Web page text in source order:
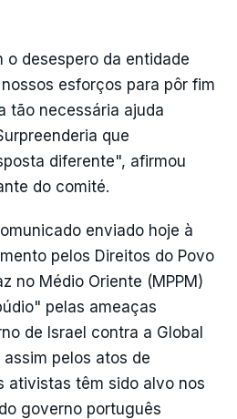
o desespero da entidade
esforços para pôr fim
tão necessária ajuda
que
diferente", afirmou
do comité.
enviado hoje à
pelos Direitos do Povo
no Médio Oriente (MPPM)
pelas ameaças
de Israel contra a Global
pelos atos de
ativistas têm sido alvo nos
governo português